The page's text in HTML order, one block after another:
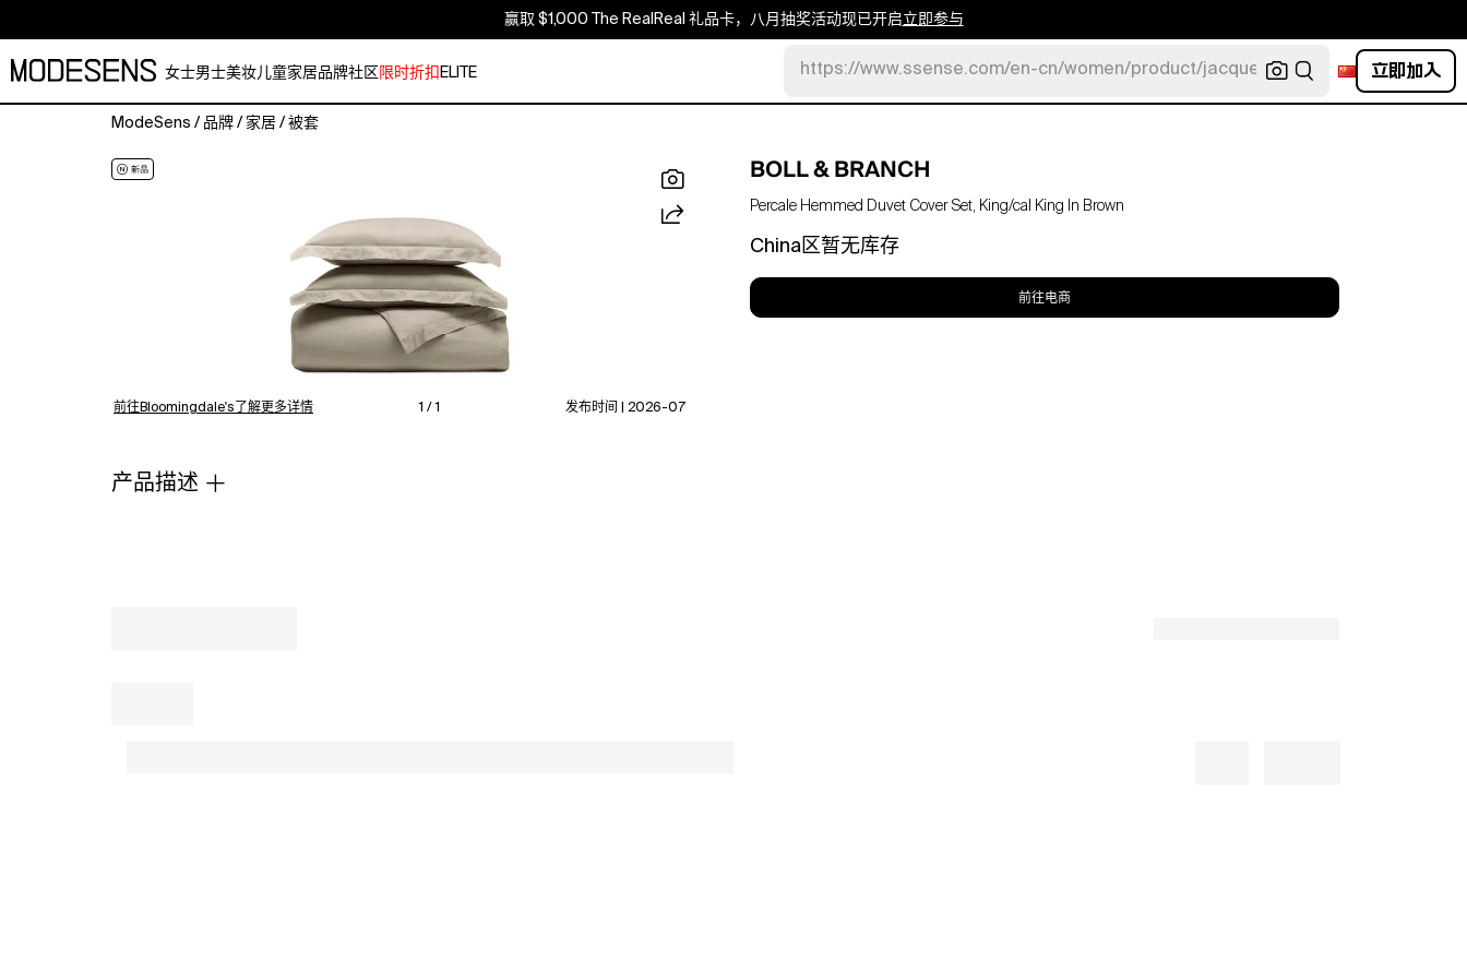
赢取 $1,000 The RealReal 礼品卡，八月抽奖活动现已开启立即参与
女士男士美妆儿童家居品牌社区 限时折扣 ELITE https://www.ssense.com/en-cn/women/product/jacquemus/navy-la-robe-
立即加入
ModeSens / 品牌 / 家居 / 被套
&
前往Bloomingdale's了解更多详情 1 / 1 发布时间 | 2026-07
BOLL & BRANCH
Percale Hemmed Duvet Cover Set, King/cal King In Brown
China区暂无库存
前往电商
产品描述